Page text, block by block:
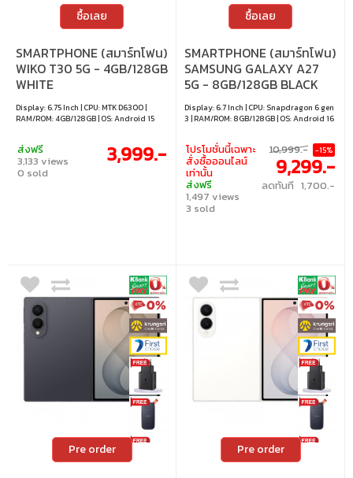
ซื้อเลย
SMARTPHONE (สมาร์ทโฟน)
WIKO T30 5G - 4GB/128GB
WHITE
Display: 6.75 Inch | CPU: MTK D6300 |
RAM/ROM: 4GB/128GB | OS: Android 15
ส่งฟรี
3,133 views
0 sold
3,999.-
ซื้อเลย
SMARTPHONE (สมาร์ทโฟน)
SAMSUNG GALAXY A27
5G - 8GB/128GB BLACK
Display: 6.7 Inch | CPU: Snapdragon 6 gen
3 | RAM/ROM: 8GB/128GB | OS: Android 16
โปรโมชั่นนี้เฉพาะ
สั่งซื้อออนไลน์
เท่านั้น
ส่งฟรี
1,497 views
3 sold
10,999.- -15%
9,299.-
ลดทันที 1,700.-
Pre order Pre order